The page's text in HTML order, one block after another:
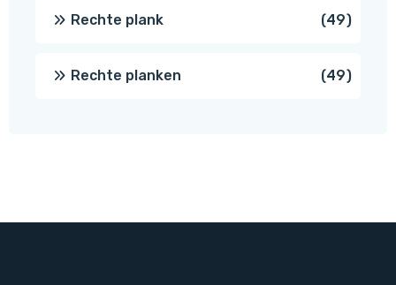
Rechte plank 4949
Rechte planken 4949